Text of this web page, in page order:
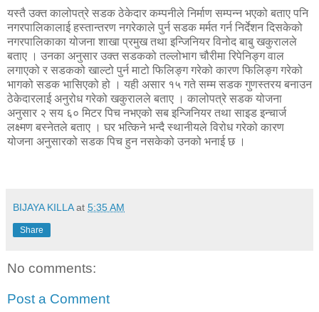
यस्तै उक्त कालोपत्रे सडक ठेकेदार कम्पनीले निर्माण सम्पन्न भएको बताए पनि
नगरपालिकालाई हस्तान्तरण नगरेकाले पुर्न सडक मर्मत गर्न निर्देशन दिसकेको
नगरपालिकाका योजना शाखा प्रमुख तथा इन्जिनियर विनोद बाबु खकुरालले
बताए । उनका अनुसार उक्त सडकको तल्लोभाग चौरीमा रिपेनिङ्ग वाल
लगाएको र सडकको खाल्टो पुर्न माटो फिलिङ्ग गरेको कारण फिलिङ्ग गरेको
भागको सडक भासिएको हो । यही असार १५ गते सम्म सडक गुणस्तरय बनाउन
ठेकेदारलाई अनुरोध गरेको खकुरालले बताए । कालोपत्रे सडक योजना
अनुसार २ सय ६० मिटर पिच नभएको सब इन्जिनियर तथा साइड इन्चार्ज
लक्ष्मण बस्नेतले बताए । घर भत्किने भन्दै स्थानीयले विरोध गरेको कारण
योजना अनुसारको सडक पिच हुन नसकेको उनको भनाई छ ।
BIJAYA KILLAat 5:35 AM
Share
No comments:
Post a Comment